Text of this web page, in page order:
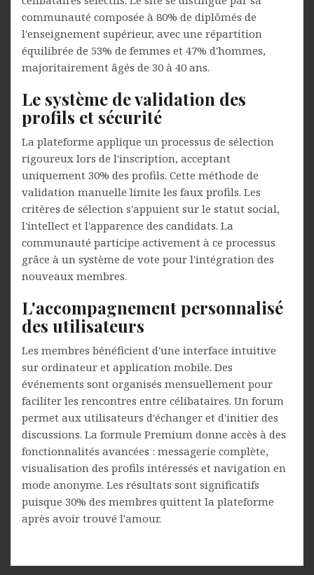
communauté composée à 80% de diplômés de
l'enseignement supérieur, avec une répartition
équilibrée de 53% de femmes et 47% d'hommes,
majoritairement âgés de 30 à 40 ans.
Le système de validation des
profils et sécurité
La plateforme applique un processus de sélection
rigoureux lors de l'inscription, acceptant
uniquement 30% des profils. Cette méthode de
validation manuelle limite les faux profils. Les
critères de sélection s'appuient sur le statut social,
l'intellect et l'apparence des candidats. La
communauté participe activement à ce processus
grâce à un système de vote pour l'intégration des
nouveaux membres.
L'accompagnement personnalisé
des utilisateurs
Les membres bénéficient d'une interface intuitive
sur ordinateur et application mobile. Des
événements sont organisés mensuellement pour
faciliter les rencontres entre célibataires. Un forum
permet aux utilisateurs d'échanger et d'initier des
discussions. La formule Premium donne accès à des
fonctionnalités avancées : messagerie complète,
visualisation des profils intéressés et navigation en
mode anonyme. Les résultats sont significatifs
puisque 30% des membres quittent la plateforme
après avoir trouvé l'amour.